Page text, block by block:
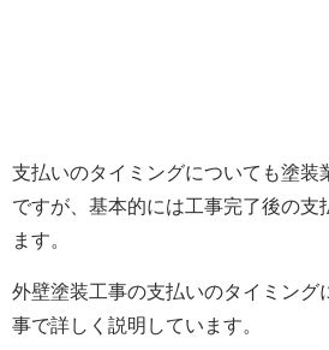
支払いのタイミングについても塗装
ですが、基本的には工事完了後の支
ます。
外壁塗装工事の支払いのタイミング
事で詳しく説明しています。